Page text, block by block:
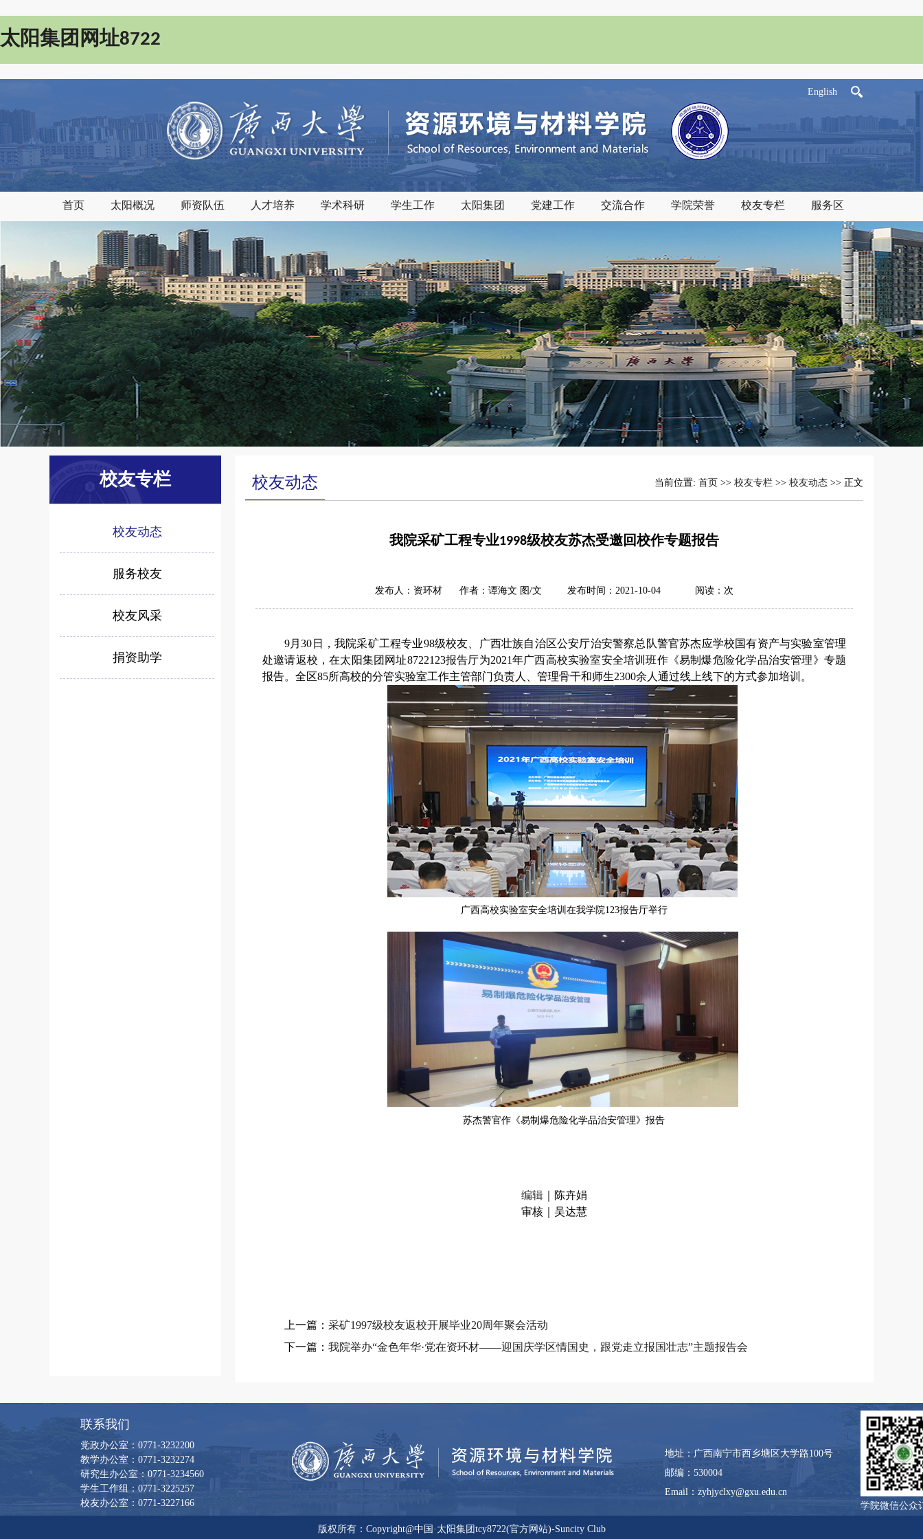
太阳集团网址8722
English
首页 太阳概况 师资队伍 人才培养 学术科研 学生工作 太阳集团 党建工作 交流合作 学院荣誉 校友专栏 服务区
校友专栏
校友动态
服务校友
校友风采
捐资助学
当前位置: 首页 >> 校友专栏 >> 校友动态 >> 正文
校友动态
我院采矿工程专业1998级校友苏杰受邀回校作专题报告
发布人：资环材 作者：谭海文 图/文 发布时间：2021-10-04 阅读： 次
9月30日，我院采矿工程专业98级校友、广西壮族自治区公安厅治安警察总队警官苏杰应学校国有资产与实验室管理
处邀请返校，在太阳集团网址8722123报告厅为2021年广西高校实验室安全培训班作《易制爆危险化学品治安管理》专题
报告。全区85所高校的分管实验室工作主管部门负责人、管理骨干和师生2300余人通过线上线下的方式参加培训。
广西高校实验室安全培训在我学院123报告厅举行
苏杰警官作《易制爆危险化学品治安管理》报告
编辑 ｜陈卉娟
审核
吴达慧
上一篇： 采矿1997级校友返校开展毕业20周年聚会活动
下一篇： 我院举办“金色年华·党在资环材——迎国庆学区情国史，跟党走立报国壮志”主题报告会
联系我们
党政办公室：0771-3232200
教学办公室：0771-3232274
研究生办公室：0771-3234560
学生工作组：0771-3225257
校友办公室：0771-3227166
地址：广西南宁市西乡塘区大学路100号
邮编：530004
Email：zyhjyclxy@gxu.edu.cn
学院微信公众
版权所有：Copyright@中国·太阳集团tcy8722(官方网站)-Suncity Club